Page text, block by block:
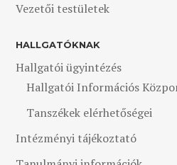
Vezetői testületek
HALLGATÓKNAK
Hallgatói ügyintézés
Hallgatói Információs
Tanszékek elérhetőségei
Intézményi tájékoztató